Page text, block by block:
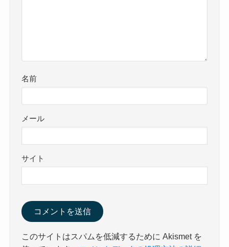
名前
メール
サイト
このサイトはスパムを低減するために Akismet を